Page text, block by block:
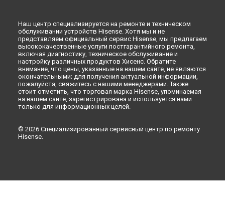
Ремонт стиральной машины XQG55-HA1014 Hisense в
Самаре
Ремонт стиральной машины XQG55-HA1014 Hisense в
Омске
Ремонт стиральной машины XQG55-HA1014 Hisense в
Красноярске
Ремонт стиральной машины XQG55-HA1014 Hisense в
Перми
Ремонт стиральной машины XQG55-HA1014 Hisense в
Ульяновске
Кирове
Наш центр специализируется на ремонте и техническом
обслуживании устройств Hisense. Хотя мы и не
представляем официальный сервис Hisense, мы предлагаем
высококачественные услуги постгарантийного ремонта,
включая диагностику, техническое обслуживание и
настройку различных продуктов Хисенс. Обратите
внимание, что цены, указанные на нашем сайте, не являются
окончательными; для получения актуальной информации,
пожалуйста, свяжитесь с нашими менеджерами. Также
стоит отметить, что торговая марка Hisense, упоминаемая
на нашем сайте, зарегистрирована и используется нами
только для информационных целей.
© 2026 Специализированный сервисный центр по ремонту
Hisense.